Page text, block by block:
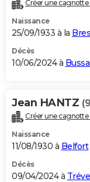
Créer une cagnotte
Naissance
25/09/1933 à la
Décès
10/06/2024 à
Jean HANTZ
Créer une cagnotte
Naissance
11/08/1930 à Belfort
Décès
09/04/2024 à